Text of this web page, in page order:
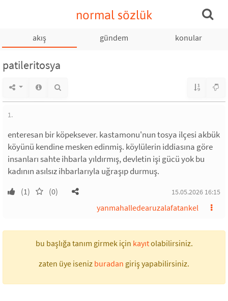
normal sözlük
akış gündem konular
patileritosya
1.
enteresan bir köpeksever. kastamonu'nun tosya ilçesi akbük
köyünü kendine mesken edinmiş. köylülerin iddiasına göre
insanları sahte ihbarla yıldırmış, devletin işi gücü yok bu
kadının asılsız ihbarlarıyla uğraşıp durmuş.
(1) (0) 15.05.2026 16:15
yanmahalledearuzalafatankel
bu başlığa tanım girmek için kayıtolabilirsiniz.
zaten üye iseniz buradan giriş yapabilirsiniz.